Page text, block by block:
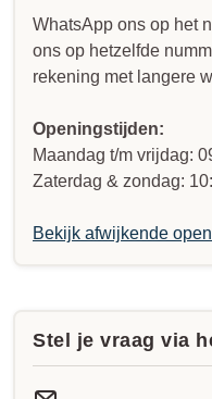
WhatsApp ons op het
ons op hetzelfde
rekening met langere
Openingstijden:
Maandag t/m vrijdag:
Zaterdag & zondag:
Bekijk afwijkende
Stel je vraag via